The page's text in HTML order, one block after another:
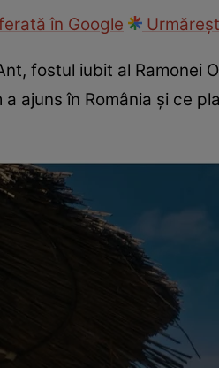
în Google
fostul iubit al Ramonei
ajuns în România și ce